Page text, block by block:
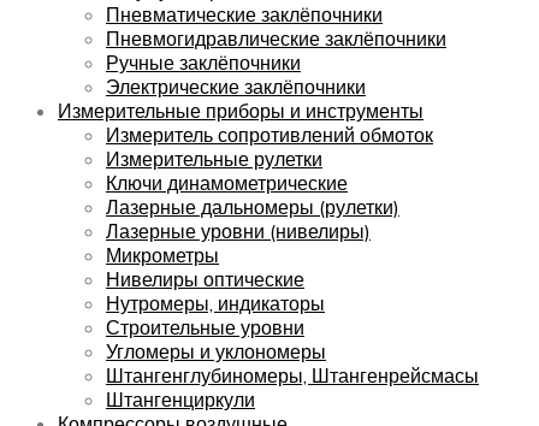
Пневматические заклёпочники
Пневмогидравлические заклёпочники
Ручные заклёпочники
Электрические заклёпочники
Измерительные приборы и инструменты
Измеритель сопротивлений обмоток
Измерительные рулетки
Ключи динамометрические
Лазерные дальномеры (рулетки)
Лазерные уровни (нивелиры)
Микрометры
Нивелиры оптические
Нутромеры, индикаторы
Строительные уровни
Угломеры и уклономеры
Штангенглубиномеры, Штангенрейсмасы
Штангенциркули